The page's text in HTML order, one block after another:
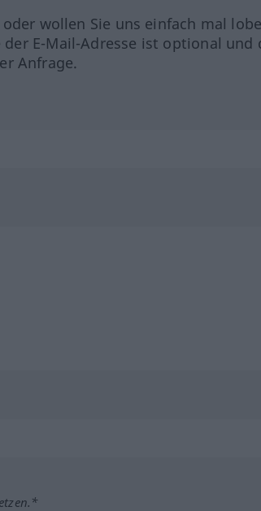
wollen Sie uns einfach mal
der E-Mail-Adresse ist optional und
Anfrage.